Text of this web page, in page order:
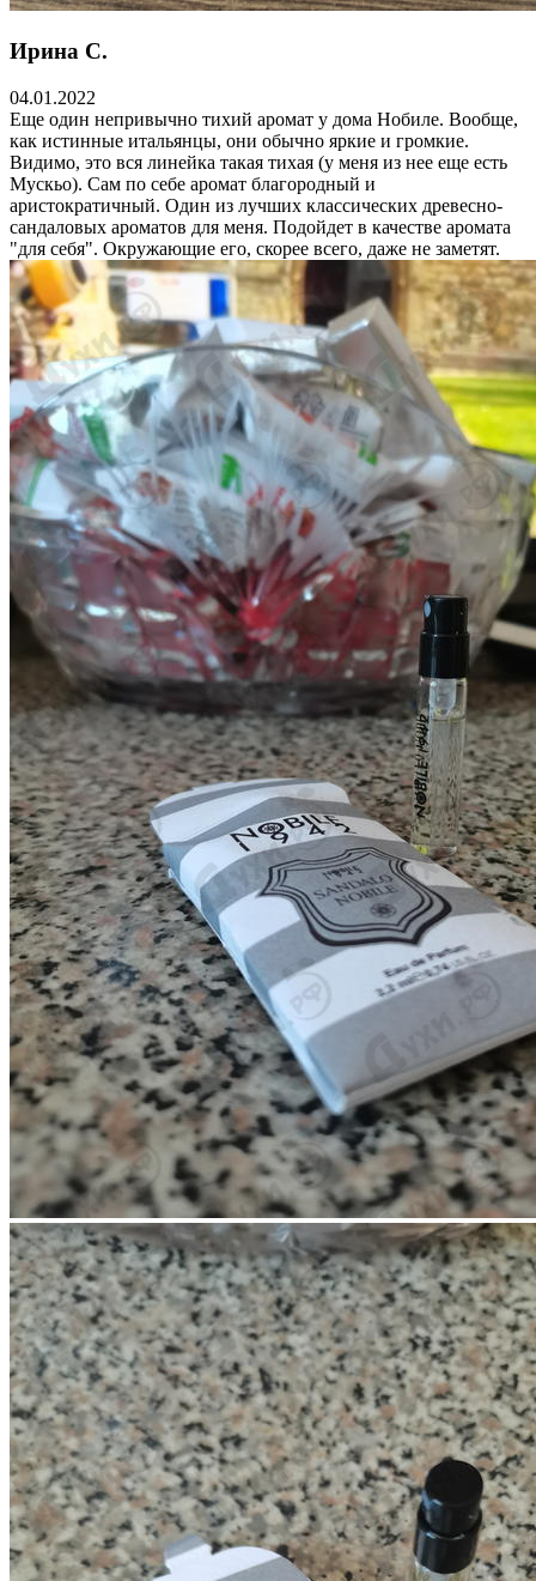
Ирина С.
04.01.2022
Еще один непривычно тихий аромат у дома Нобиле. Вообще,
как истинные итальянцы, они обычно яркие и громкие.
Видимо, это вся линейка такая тихая (у меня из нее еще есть
Мускьо). Сам по себе аромат благородный и
аристократичный. Один из лучших классических древесно-
сандаловых ароматов для меня. Подойдет в качестве аромата
"для себя". Окружающие его, скорее всего, даже не заметят.